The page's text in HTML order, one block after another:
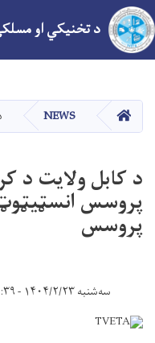
د تخنیکي او
کور NEWS
د کابل ولایت د
پروسس
پروسس
سه‌شنبه ۱۴۰۴/۲/۲۳ - ۹:۳۹